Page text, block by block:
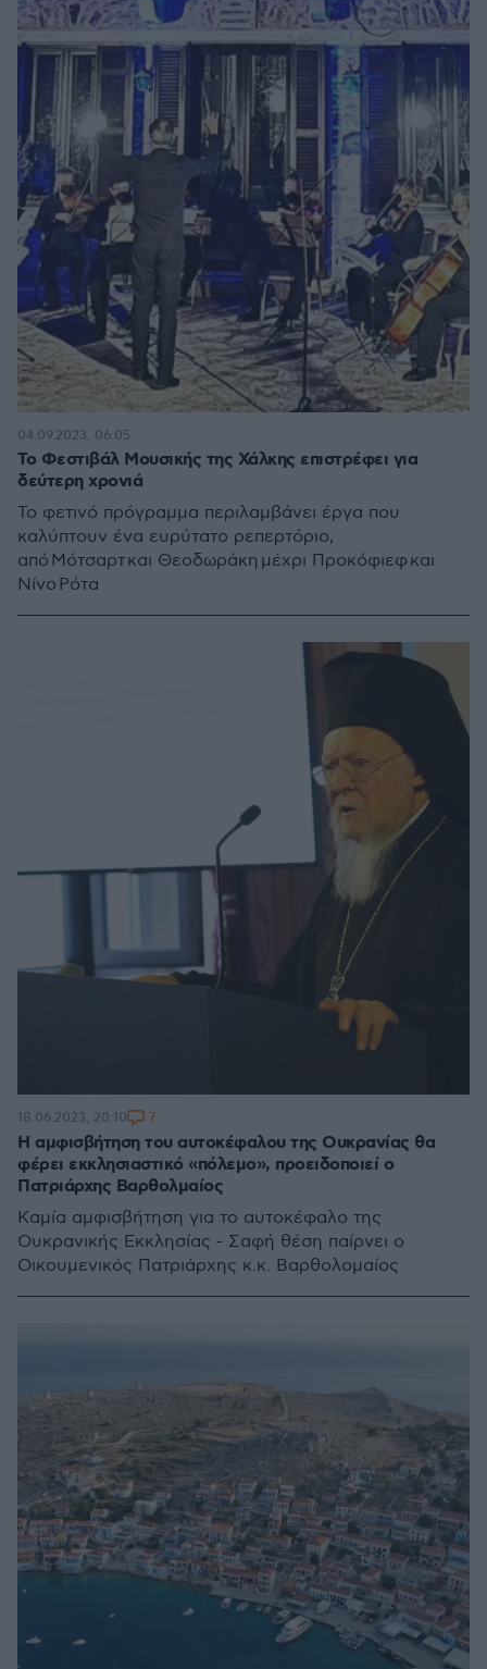
Το Φεστιβάλ Μουσικής της Χάλκης επιστρέφει για
δεύτερη χρονιά
Το φετινό πρόγραμμα περιλαμβάνει έργα που
καλύπτουν ένα ευρύτατο ρεπερτόριο,
από Μότσαρτ και Θεοδωράκη μέχρι Προκόφιεφ και
Νίνο Ρότα
04.09.2023, 06:05
Η αμφισβήτηση του αυτοκέφαλου της Ουκρανίας θα
φέρει εκκλησιαστικό «πόλεμο», προειδοποιεί ο
Πατριάρχης Βαρθολμαίος
Καμία αμφισβήτηση για το αυτοκέφαλο της
Ουκρανικής Εκκλησίας - Σαφή θέση παίρνει ο
Οικουμενικός Πατριάρχης κ.κ. Βαρθολομαίος
18.06.2023, 20:10 7